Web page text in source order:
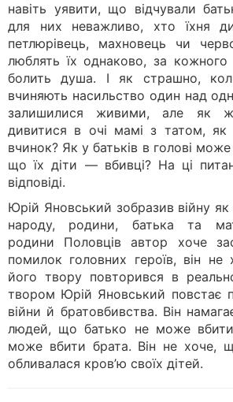
навіть уявити, що відчували
для них неважливо, хто їхня
петлюрівець, махновець чи
люблять їх однаково, за
болить душа. І як страшно,
вчиняють насильство один над
залишилися живими, але як
дивитися в очі мамі з татом, як
вчинок? Як у батьків в голові
що їх діти — вбивці? На ці
відповіді.
Юрій Яновський зобразив війну як
народу, родини, батька та
родини Половців автор хоче
помилок головних героїв, він
його твору повторився в
твором Юрій Яновський повстає
війни й братовбивства. Він
людей, що батько не може
може вбити брата. Він не хоче,
обливалася кров’ю своїх дітей.